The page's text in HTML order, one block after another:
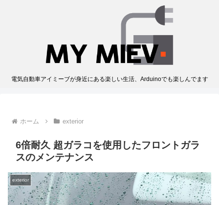
電気自動車アイミーブが身近にある楽しい生活、Arduinoでも楽しんでます
ホーム exterior
6倍耐久 超ガラコを使用したフロントガラ
スのメンテナンス
exterior